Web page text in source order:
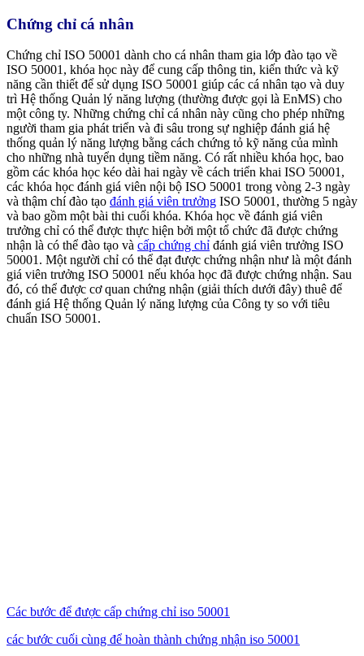
Chứng chỉ cá nhân
Chứng chỉ ISO 50001 dành cho cá nhân tham gia lớp đào tạo về
ISO 50001, khóa học này để cung cấp thông tin, kiến ​​thức và kỹ
năng cần thiết để sử dụng ISO 50001 giúp các cá nhân tạo và duy
trì Hệ thống Quản lý năng lượng (thường được gọi là EnMS) cho
một công ty. Những chứng chỉ cá nhân này cũng cho phép những
người tham gia phát triển và đi sâu trong sự nghiệp đánh giá hệ
thống quản lý năng lượng bằng cách chứng tỏ kỹ năng của mình
cho những nhà tuyển dụng tiềm năng. Có rất nhiều khóa học, bao
gồm các khóa học kéo dài hai ngày về cách triển khai ISO 50001,
các khóa học đánh giá viên nội bộ ISO 50001 trong vòng 2-3 ngày
và thậm chí đào tạo đánh giá viên trưởng ISO 50001, thường 5 ngày
và bao gồm một bài thi cuối khóa. Khóa học về đánh giá viên
trưởng chỉ có thể được thực hiện bởi một tổ chức đã được chứng
nhận là có thể đào tạo và cấp chứng chỉ đánh giá viên trưởng ISO
50001. Một người chỉ có thể đạt được chứng nhận như là một đánh
giá viên trưởng ISO 50001 nếu khóa học đã được chứng nhận. Sau
đó, có thể được cơ quan chứng nhận (giải thích dưới đây) thuê để
đánh giá Hệ thống Quản lý năng lượng của Công ty so với tiêu
chuẩn ISO 50001.
Các bước để được cấp chứng chỉ iso 50001
các bước cuối cùng để hoàn thành chứng nhận iso 50001